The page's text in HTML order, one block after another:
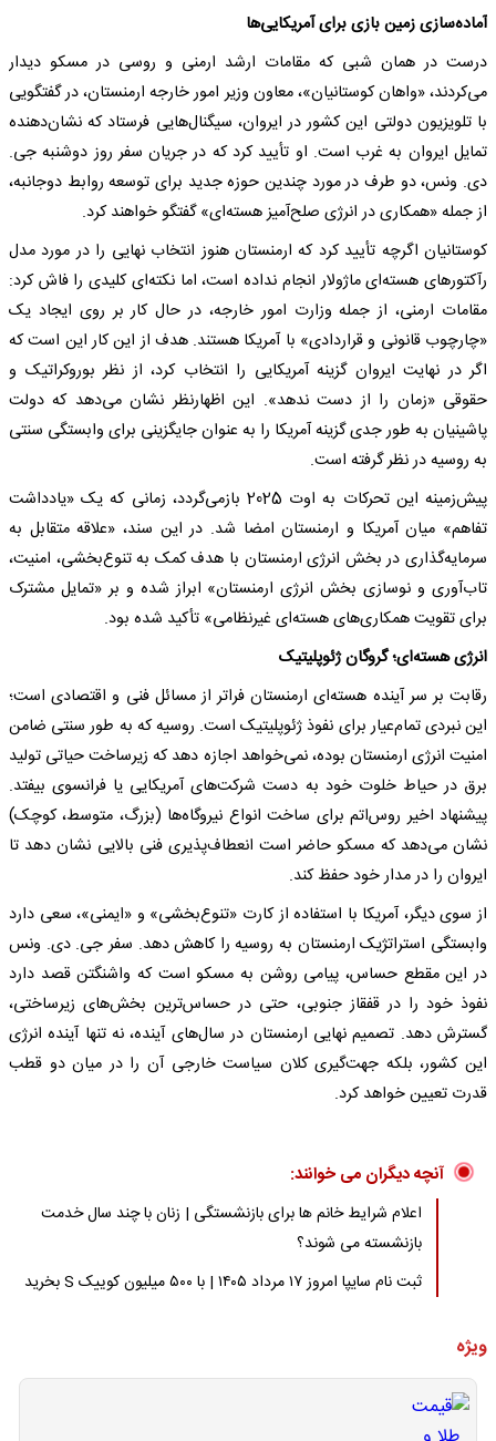
آماده‌سازی زمین بازی برای آمریکایی‌ها
درست در همان شبی که مقامات ارشد ارمنی و روسی در مسکو دیدار
می‌کردند، «واهان کوستانیان»، معاون وزیر امور خارجه ارمنستان، در گفتگویی
با تلویزیون دولتی این کشور در ایروان، سیگنال‌هایی فرستاد که نشان‌دهنده
تمایل ایروان به غرب است. او تأیید کرد که در جریان سفر روز دوشنبه جی.
دی. ونس، دو طرف در مورد چندین حوزه جدید برای توسعه روابط دوجانبه،
از جمله «همکاری در انرژی صلح‌آمیز هسته‌ای» گفتگو خواهند کرد.
کوستانیان اگرچه تأیید کرد که ارمنستان هنوز انتخاب نهایی را در مورد مدل
رآکتورهای هسته‌ای ماژولار انجام نداده است، اما نکته‌ای کلیدی را فاش کرد:
مقامات ارمنی، از جمله وزارت امور خارجه، در حال کار بر روی ایجاد یک
«چارچوب قانونی و قراردادی» با آمریکا هستند. هدف از این کار این است که
اگر در نهایت ایروان گزینه آمریکایی را انتخاب کرد، از نظر بوروکراتیک و
حقوقی «زمان را از دست ندهد». این اظهارنظر نشان می‌دهد که دولت
پاشینیان به طور جدی گزینه آمریکا را به عنوان جایگزینی برای وابستگی سنتی
به روسیه در نظر گرفته است.
پیش‌زمینه این تحرکات به اوت 2025 بازمی‌گردد، زمانی که یک «یادداشت
تفاهم» میان آمریکا و ارمنستان امضا شد. در این سند، «علاقه متقابل به
سرمایه‌گذاری در بخش انرژی ارمنستان با هدف کمک به تنوع‌بخشی، امنیت،
تاب‌آوری و نوسازی بخش انرژی ارمنستان» ابراز شده و بر «تمایل مشترک
برای تقویت همکاری‌های هسته‌ای غیرنظامی» تأکید شده بود.
انرژی هسته‌ای؛ گروگان ژئوپلیتیک
رقابت بر سر آینده هسته‌ای ارمنستان فراتر از مسائل فنی و اقتصادی است؛
این نبردی تمام‌عیار برای نفوذ ژئوپلیتیک است. روسیه که به طور سنتی ضامن
امنیت انرژی ارمنستان بوده، نمی‌خواهد اجازه دهد که زیرساخت حیاتی تولید
برق در حیاط خلوت خود به دست شرکت‌های آمریکایی یا فرانسوی بیفتد.
پیشنهاد اخیر روس‌اتم برای ساخت انواع نیروگاه‌ها (بزرگ، متوسط، کوچک)
نشان می‌دهد که مسکو حاضر است انعطاف‌پذیری فنی بالایی نشان دهد تا
ایروان را در مدار خود حفظ کند.
از سوی دیگر، آمریکا با استفاده از کارت «تنوع‌بخشی» و «ایمنی»، سعی دارد
وابستگی استراتژیک ارمنستان به روسیه را کاهش دهد. سفر جی. دی. ونس
در این مقطع حساس، پیامی روشن به مسکو است که واشنگتن قصد دارد
نفوذ خود را در قفقاز جنوبی، حتی در حساس‌ترین بخش‌های زیرساختی،
گسترش دهد. تصمیم نهایی ارمنستان در سال‌های آینده، نه تنها آینده انرژی
این کشور، بلکه جهت‌گیری کلان سیاست خارجی آن را در میان دو قطب
قدرت تعیین خواهد کرد.
آنچه دیگران می خوانند:
اعلام شرایط خانم ها برای بازنشستگی | زنان با چند سال خدمت
بازنشسته می شوند؟
ثبت نام سایپا امروز ۱۷ مرداد ۱۴۰۵ | با ۵۰۰ میلیون کوییک S بخرید
ویژه